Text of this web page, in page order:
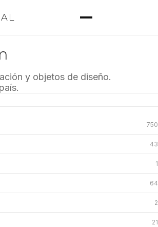
y objetos de diseño.
750
43
1
64
2
21